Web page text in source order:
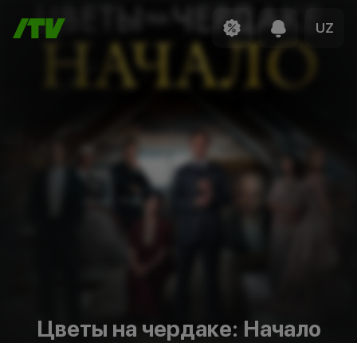
UZ
Цветы на чердаке: Начало